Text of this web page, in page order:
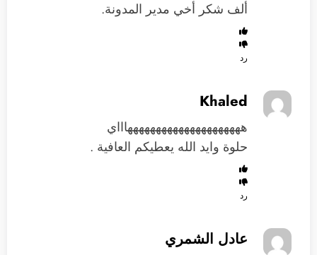
ألف شكر أخي مدير المدونة.
رد
Khaled
هههههههههههههههههههههاااي
حلوة وايد الله يعطيكم العافية .
رد
عادل الشمري